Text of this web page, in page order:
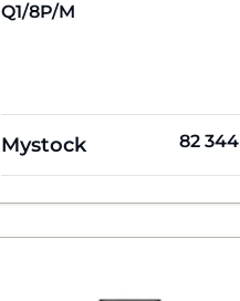
Q1/8P/M
Mystock 82 344